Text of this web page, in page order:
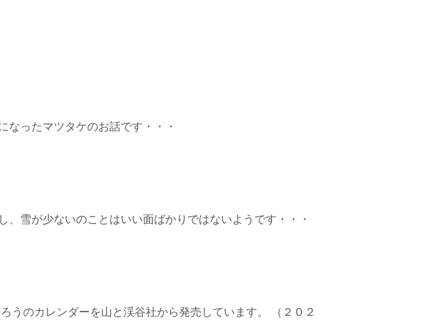
なったマツタケのお話です・・・
雪が少ないのことはいい面ばかりではないようです・・・
うのカレンダーを山と渓谷社から発売しています。 （２０２